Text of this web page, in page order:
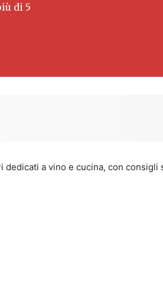
di 5
dedicati a vino e cucina, con